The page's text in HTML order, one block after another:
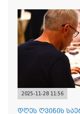
2025-11-28 11:56
დღეს ღვინის